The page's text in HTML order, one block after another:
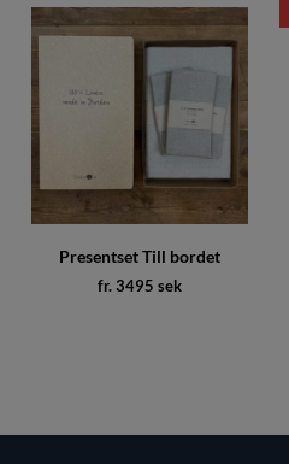
Presentset Till bordet
fr. 3495 sek